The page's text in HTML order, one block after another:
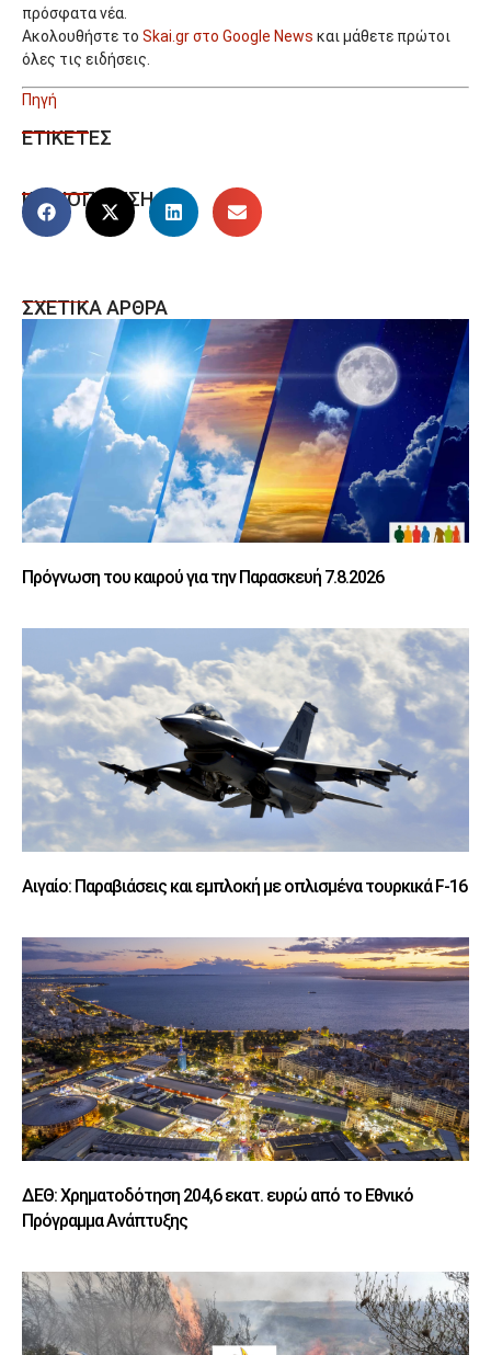
πρόσφατα νέα.
Ακολουθήστε το Skai.gr στο Google News και μάθετε πρώτοι
όλες τις ειδήσεις.
Πηγή
ΕΤΙΚΕΤΕΣ
ΚΟΙΝΟΠΟΙΗΣΗ
ΣΧΕΤΙΚΑ ΑΡΘΡΑ
Πρόγνωση του καιρού για την Παρασκευή 7.8.2026
Αιγαίο: Παραβιάσεις και εμπλοκή με οπλισμένα τουρκικά F-16
ΔΕΘ: Χρηματοδότηση 204,6 εκατ. ευρώ από το Εθνικό
Πρόγραμμα Ανάπτυξης